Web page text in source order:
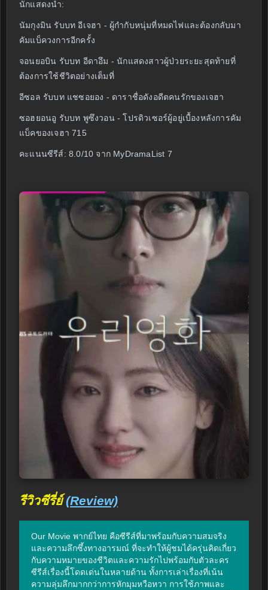
นักแสดงนำ:
นัมกุงมิน รับบท อีเจฮา - ผู้กำกับหนุ่มที่หมดไฟและต้องกลับมา
คัมแบ็ควงการอีกครั้ง
จอนยอบิน รับบท อีดาอึม - นักแสดงสาวผู้ป่วยระยะสุดท้ายที่
ต้องการใช้ชีวิตอย่างเต็มที่
อีซอล รับบท แชซอยอง - ดาราชื่อดังอดีตคนรักของเจฮา
ซอฮยอนอู รับบท พูซึงวอน - โปรดิวเซอร์ผู้อยู่เบื้องหลังการคัม
แบ็คของเจฮา 715
คะแนนซีรีส์: 8.0/10 จาก MyDramaList 7
รีวิวซีรี่ย์(Review)
Our Movie พากย์ไทย คือซีรีส์ที่มาพร้อมกับความสมจริง
และความลึกซึ้งทางอารมณ์ ที่จะทำให้ผู้ชมได้ครุ่นคิดเกี่ยว
กับความหมายของชีวิตและความรักไปพร้อมกับตัวละคร
ซีรีส์เรื่องนี้โดดเด่นในหลายด้าน ทั้งการเล่าเรื่องที่เน้น
ความลุ่มลึกมากกว่าการหักมุมหวือหวา การใช้ภาพและ